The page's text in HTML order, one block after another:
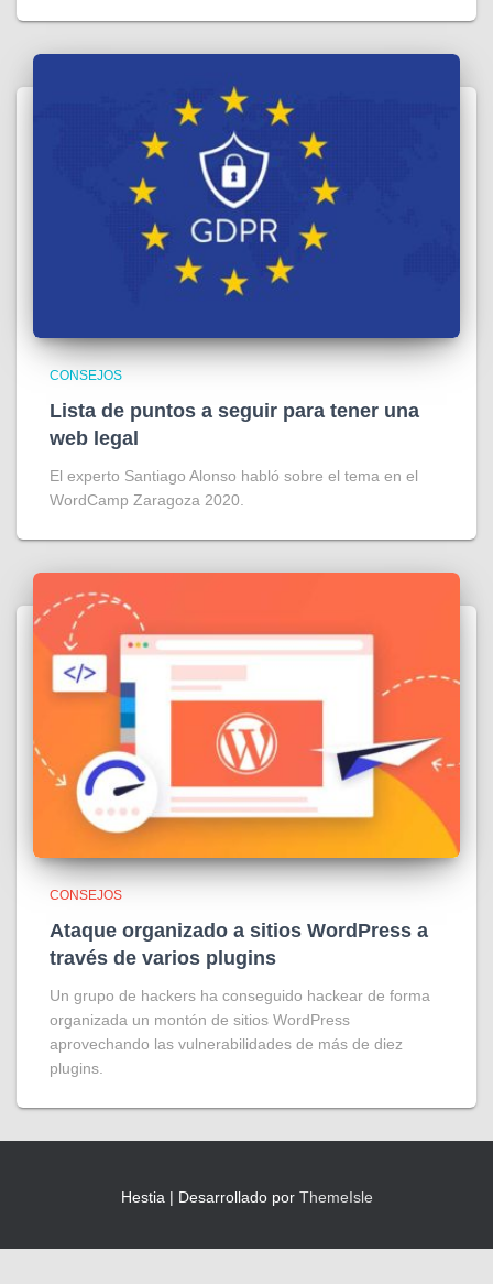
CONSEJOS
Lista de puntos a seguir para tener una
web legal
El experto Santiago Alonso habló sobre el tema en el
WordCamp Zaragoza 2020.
CONSEJOS
Ataque organizado a sitios WordPress a
través de varios plugins
Un grupo de hackers ha conseguido hackear de forma
organizada un montón de sitios WordPress
aprovechando las vulnerabilidades de más de diez
plugins.
Hestia | Desarrollado por ThemeIsle